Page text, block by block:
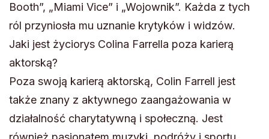
Booth”, „Miami Vice” i „Wojownik”. Każda z tych
ról przyniosła mu uznanie krytyków i widzów.
Jaki jest życiorys Colina Farrella poza karierą
aktorską?
Poza swoją karierą aktorską, Colin Farrell jest
także znany z aktywnego zaangażowania w
działalność charytatywną i społeczną. Jest